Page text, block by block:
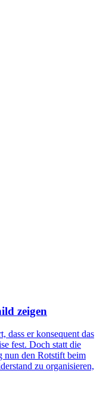
zeigen
dass er konsequent das
fest. Doch statt die
nun den Rotstift beim
zu organisieren,